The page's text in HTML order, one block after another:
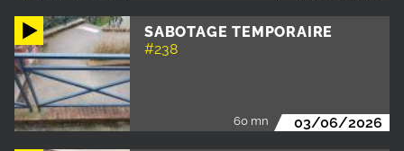
SABOTAGE TEMPORAIRE
#238
60 mn 03/06/2026